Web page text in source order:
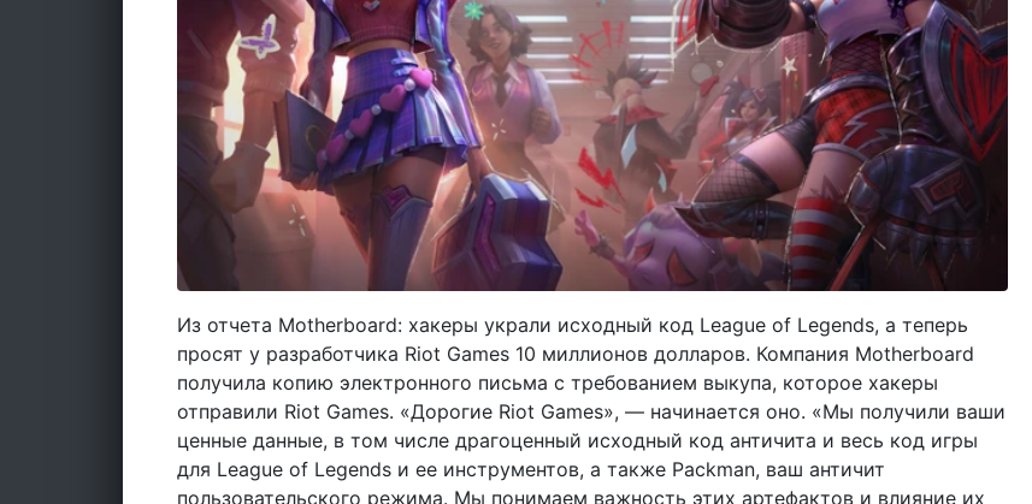
Из отчета Motherboard: хакеры украли исходный код League of Legends, а теперь
просят у разработчика Riot Games 10 миллионов долларов. Компания Motherboard
получила копию электронного письма с требованием выкупа, которое хакеры
отправили Riot Games. «Дорогие Riot Games», — начинается оно. «Мы получили ваши
ценные данные, в том числе драгоценный исходный код античита и весь код игры
для League of Legends и ее инструментов, а также Packman, ваш античит
пользовательского режима. Мы понимаем важность этих артефактов и влияние их